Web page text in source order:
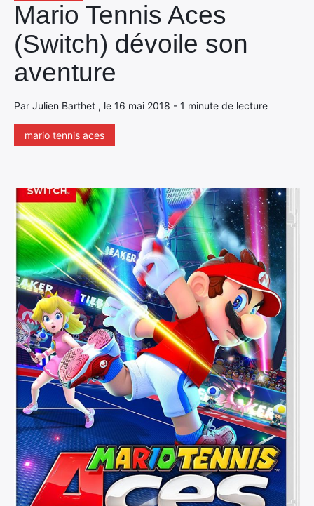
Mario Tennis Aces
(Switch) dévoile son
aventure
Par Julien Barthet , le 16 mai 2018 - 1 minute de lecture
mario tennis aces